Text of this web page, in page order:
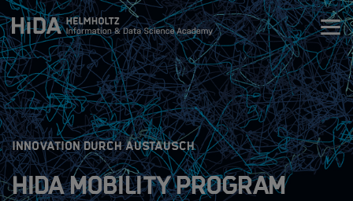
Zum Inhalt springen
Training
Research Schools
Mobilität
INNOVATION DURCH AUSTAUSCH:
HIDA Mobility Program